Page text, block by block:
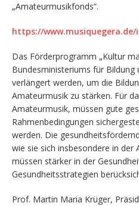
„Amateurmusikfonds“.
https://
Das Förderprogramm „Kultur
Bundesministeriums für Bildung
verlängert werden, um die
Amateurmusik zu stärken. Für
Amateurmusik, müssen gute
Rahmenbedingungen
werden. Die
wie sie sich insbesondere in der
müssen stärker in der
Gesundheitsstrategien
Prof. Martin Maria Krüger,